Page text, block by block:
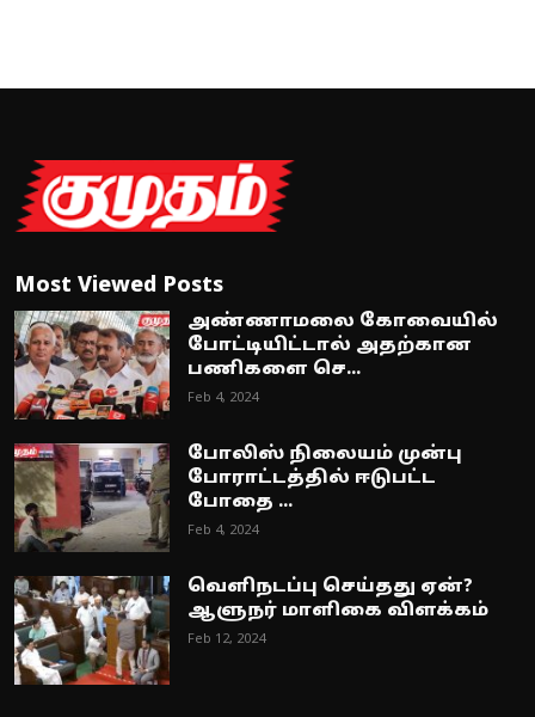
Most Viewed Posts
அண்ணாமலை கோவையில்
போட்டியிட்டால் அதற்கான
பணிகளை செ...
Feb 4, 2024
போலிஸ் நிலையம் முன்பு
போராட்டத்தில் ஈடுபட்ட
போதை ...
Feb 4, 2024
வெளிநடப்பு செய்தது ஏன்?
ஆளுநர் மாளிகை விளக்கம்
Feb 12, 2024